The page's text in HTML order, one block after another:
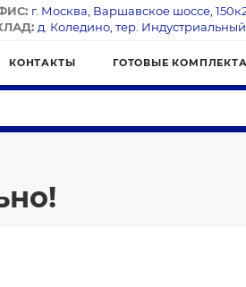
г. Москва, Варшавское шоссе,
д. Коледино, тер. Индустриальный
КОНТАКТЫ ГОТОВЫЕ